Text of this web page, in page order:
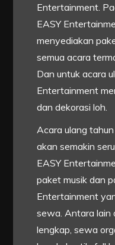
Entertainment.
EASY
menyediakan
semua acara
Dan untuk acara
Entertainment
dan dekorasi loh.
Acara ulang
akan semakin
EASY
paket musik dan
Entertainment
sewa. Antara lain
lengkap, sewa